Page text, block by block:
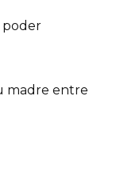
poder
madre entre